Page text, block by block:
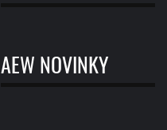
AEW NOVINKY